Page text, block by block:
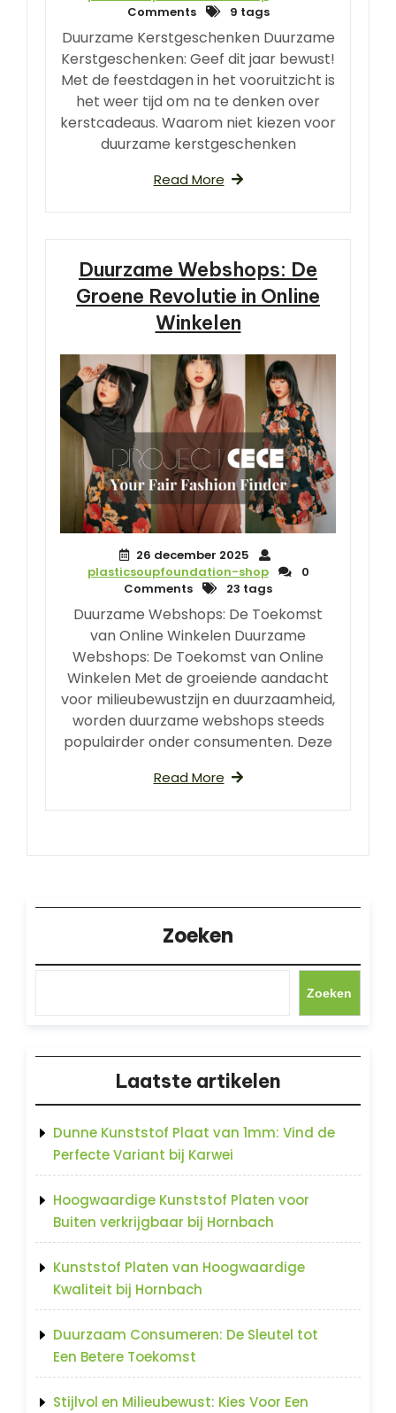
Comments
9 tags
Duurzame Kerstgeschenken Duurzame
Kerstgeschenken: Geef dit jaar bewust!
Met de feestdagen in het vooruitzicht is
het weer tijd om na te denken over
kerstcadeaus. Waarom niet kiezen voor
duurzame kerstgeschenken
Read More
Duurzame Webshops: De
Groene Revolutie in Online
Winkelen
26 december 2025
plasticsoupfoundation-shop
0
Comments
23 tags
Duurzame Webshops: De Toekomst
van Online Winkelen Duurzame
Webshops: De Toekomst van Online
Winkelen Met de groeiende aandacht
voor milieubewustzijn en duurzaamheid,
worden duurzame webshops steeds
populairder onder consumenten. Deze
Read More
Zoeken
Zoeken
Laatste artikelen
Dunne Kunststof Plaat van 1mm: Vind de
Perfecte Variant bij Karwei
Hoogwaardige Kunststof Platen voor
Buiten verkrijgbaar bij Hornbach
Kunststof Platen van Hoogwaardige
Kwaliteit bij Hornbach
Duurzaam Consumeren: De Sleutel tot
Een Betere Toekomst
Stijlvol en Milieubewust: Kies Voor Een